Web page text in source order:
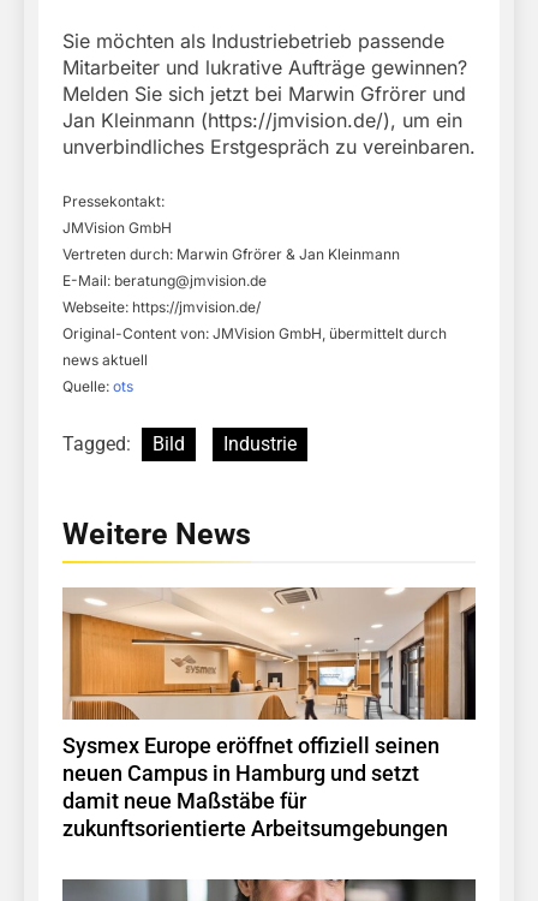
Sie möchten als Industriebetrieb passende
Mitarbeiter und lukrative Aufträge gewinnen?
Melden Sie sich jetzt bei Marwin Gfrörer und
Jan Kleinmann (https://jmvision.de/), um ein
unverbindliches Erstgespräch zu vereinbaren.
Pressekontakt:
JMVision GmbH
Vertreten durch: Marwin Gfrörer & Jan Kleinmann
E-Mail: beratung@jmvision.de
Webseite: https://jmvision.de/
Original-Content von: JMVision GmbH, übermittelt durch
news aktuell
Quelle: ots
Tagged: Bild Industrie
Weitere News
Sysmex Europe eröffnet offiziell seinen
neuen Campus in Hamburg und setzt
damit neue Maßstäbe für
zukunftsorientierte Arbeitsumgebungen